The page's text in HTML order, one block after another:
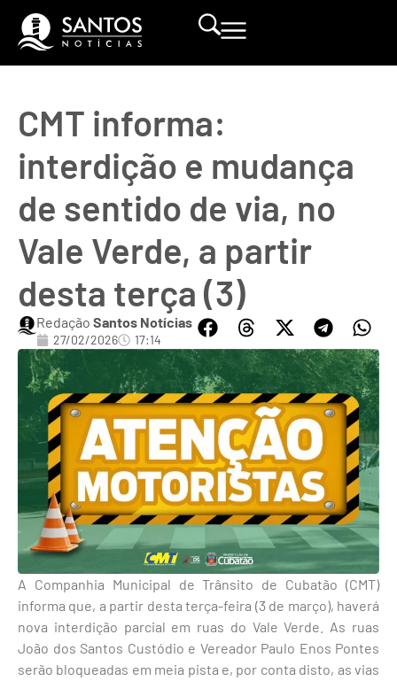
CMT informa:
interdição e mudança
de sentido de via, no
Vale Verde, a partir
desta terça (3)
Redação Santos Notícias
27/02/2026 17:14
A Companhia Municipal de Trânsito de Cubatão (CMT)
informa que, a partir desta terça-feira (3 de março), haverá
nova interdição parcial em ruas do Vale Verde. As ruas
João dos Santos Custódio e Vereador Paulo Enos Pontes
serão bloqueadas em meia pista e, por conta disto, as vias